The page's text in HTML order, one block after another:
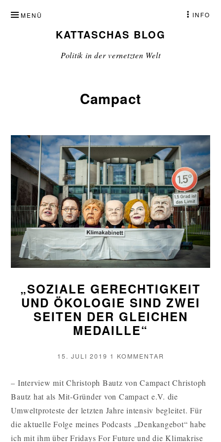
INHALT
SPRINGENKATTASCHAS BLOG
Politik in der vernetzten Welt
MENÜ INFO
Campact
„SOZIALE GERECHTIGKEIT
UND ÖKOLOGIE SIND ZWEI
SEITEN DER GLEICHEN
MEDAILLE“
VERÖFFENTLICHT
15. JULI 2019 1 KOMMENTAR
UND
ÖKOLOGIE
SIND
ZWEI
SEITEN
DER
– Interview mit Christoph Bautz von Campact Christoph
Bautz hat als Mit-Gründer von Campact e.V. die
Umweltproteste der letzten Jahre intensiv begleitet. Für
die aktuelle Folge meines Podcasts „Denkangebot“ habe
ich mit ihm über Fridays For Future und die Klimakrise